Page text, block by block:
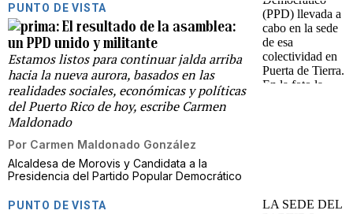
PUNTO DE VISTA
El resultado de la asamblea:
un PPD unido y militante
Estamos listos para continuar jalda arriba
hacia la nueva aurora, basados en las
realidades sociales, económicas y políticas
del Puerto Rico de hoy, escribe Carmen
Maldonado
Por Carmen Maldonado González
Alcaldesa de Morovis y Candidata a la
Presidencia del Partido Popular Democrático
PUNTO DE VISTA